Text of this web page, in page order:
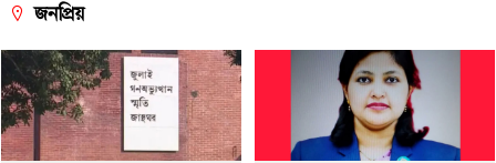
জনপ্রিয়